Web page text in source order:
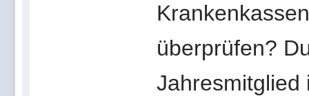
überprüfen?
Jahresmitglied